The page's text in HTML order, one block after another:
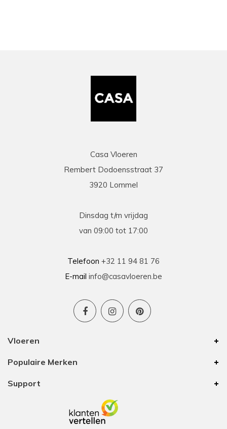
Casa Vloeren
Rembert Dodoensstraat 37
3920 Lommel
Dinsdag t/m vrijdag
van 09:00 tot 17:00
Telefoon +32 11 94 81 76
E-mail info@casavloeren.be
Vloeren
Populaire Merken
Support